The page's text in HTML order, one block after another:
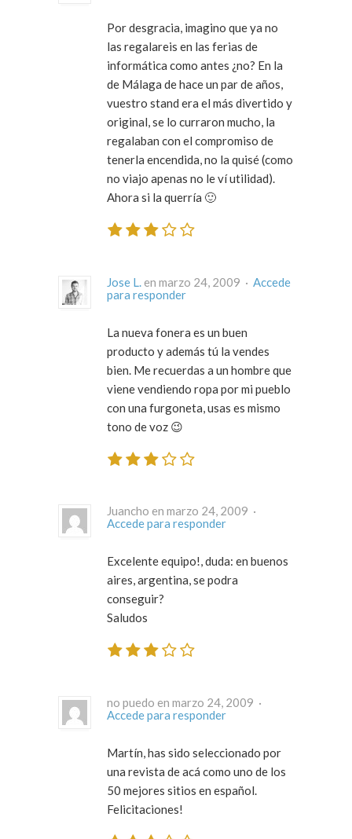
Por desgracia, imagino que ya no
las regalareis en las ferias de
informática como antes ¿no? En la
de Málaga de hace un par de años,
vuestro stand era el más divertido y
original, se lo curraron mucho, la
regalaban con el compromiso de
tenerla encendida, no la quisé (como
no viajo apenas no le ví utilidad).
Ahora si la querría 🙂
Jose L. en marzo 24, 2009 · Accede
para responder
La nueva fonera es un buen
producto y además tú la vendes
bien. Me recuerdas a un hombre que
viene vendiendo ropa por mi pueblo
con una furgoneta, usas es mismo
tono de voz 😉
Juancho en marzo 24, 2009 ·
Accede para responder
Excelente equipo!, duda: en buenos
aires, argentina, se podra
conseguir?
Saludos
no puedo en marzo 24, 2009 ·
Accede para responder
Martín, has sido seleccionado por
una revista de acá como uno de los
50 mejores sitios en español.
Felicitaciones!